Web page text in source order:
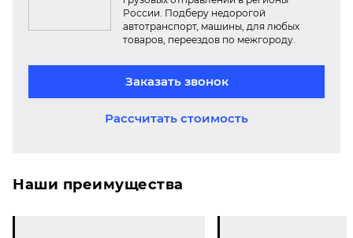
России. Подберу недорогой
автотранспорт, машины, для любых
товаров, переездов по межгороду.
Заказать звонок
Рассчитать стоимость
Наши преимущества